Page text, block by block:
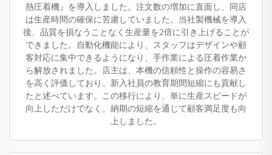
熱圧着機』を導入しました。注文数の増加に直面し、同店
は生産時間の確保に苦慮していました。当社製機械を導入
後、品質を損なうことなく生産量を2倍に引き上げることが
できました。自動化機能により、スタッフはデザインや顧
客対応に集中できるようになり、手作業による圧着作業か
ら解放されました。店主は、本機の信頼性と操作の容易さ
を高く評価しており、新入社員の教育期間短縮にも貢献し
たと述べています。この移行により、単に生産スピードが
向上しただけでなく、納期の短縮を通じて顧客満足度も向
上しました。